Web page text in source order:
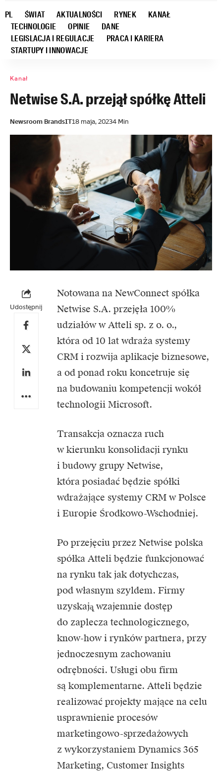
PL ŚWIAT AKTUALNOŚCI RYNEK
KANAŁ
TECHNOLOGIE
OPINIE
DANE
LEGISLACJA I REGULACJE
PRACA I KARIERA
STARTUPY I INNOWACJE
Kanał
Netwise S.A. przejął spółkę Atteli
Newsroom BrandsIT18 maja, 20234 Min
Udostępnij
Notowana na NewConnect spółka
Netwise S.A. przejęła 100%
udziałów w Atteli sp. z o. o.,
która od 10 lat wdraża systemy
CRM i rozwija aplikacje biznesowe,
a od ponad roku koncetruje się
na budowaniu kompetencji wokół
technologii Microsoft.
Transakcja oznacza ruch
w kierunku konsolidacji rynku
i budowy grupy Netwise,
która posiadać będzie spółki
wdrażające systemy CRM w Polsce
i Europie Środkowo-Wschodniej.
Po przejęciu przez Netwise polska
spółka Atteli będzie funkcjonować
na rynku tak jak dotychczas,
pod własnym szyldem. Firmy
uzyskają̨ wzajemnie dostęp
do zaplecza technologicznego,
know-how i rynków partnera, przy
jednoczesnym zachowaniu
odrębności. Usługi obu firm
są komplementarne. Atteli będzie
realizować projekty mające na celu
usprawnienie procesów
marketingowo-sprzedażowych
z wykorzystaniem Dynamics 365
Marketing, Customer Insights